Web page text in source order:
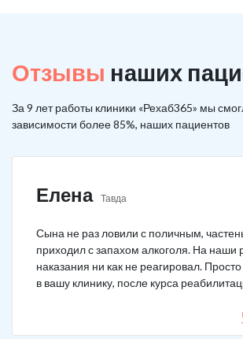
Отзывы наших
За 9 лет работы клиники «Рехаб365» мы
зависимости более 85%, наших пациентов
Елена Тавда
Сына не раз ловили с поличным,
приходил с запахом алкоголя. На наши
наказания ни как не реагировал.
в вашу клинику, после курса